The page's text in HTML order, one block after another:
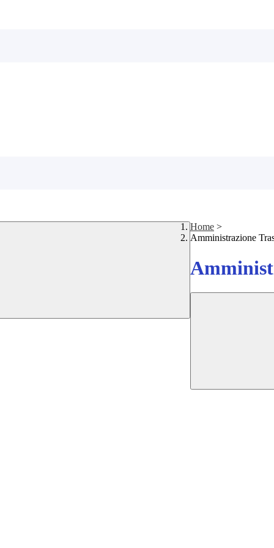
Home >
Amministrazione